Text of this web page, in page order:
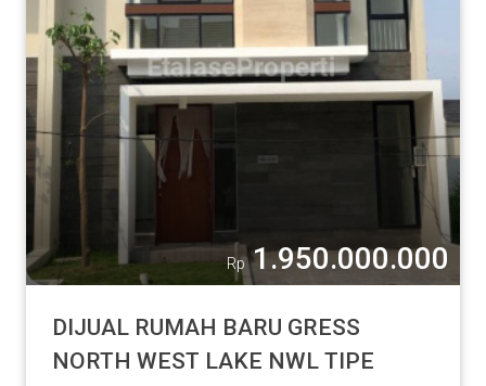
Rp 1.950.000.000
DIJUAL RUMAH BARU GRESS
NORTH WEST LAKE NWL TIPE